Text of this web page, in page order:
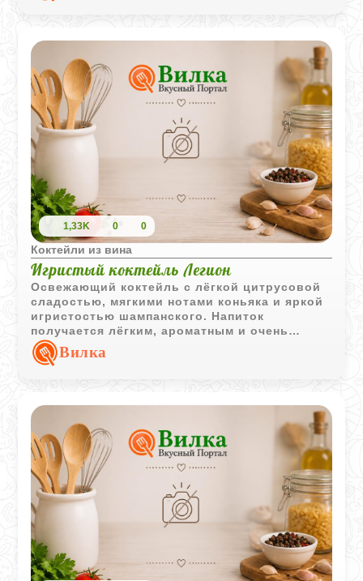
1,33K 0 0
Коктейли из вина
Игристый коктейль Легион
Освежающий коктейль с лёгкой цитрусовой
сладостью, мягкими нотами коньяка и яркой
игристостью шампанского. Напиток
получается лёгким, ароматным и очень
праздничным.
Вилка